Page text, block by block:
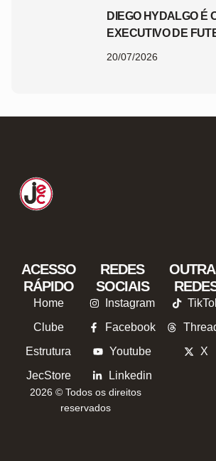
DIEGO HYDALGO É
EXECUTIVO DE
20/07/2026
ACESSO
RÁPIDO
Home
Clube
Estrutura
JecStore
REDES
SOCIAIS
Instagram
Facebook
Youtube
Linkedin
X
2026 © Todos os direitos
reservados